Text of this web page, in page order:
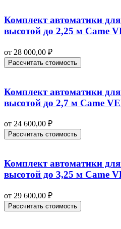
Комплект автоматики
высотой до 2,25 м Came
от 28 000,00 ₽
Рассчитать стоимость
Комплект автоматики
высотой до 2,7 м Came
от 24 600,00 ₽
Рассчитать стоимость
Комплект автоматики
высотой до 3,25 м Came
от 29 600,00 ₽
Рассчитать стоимость